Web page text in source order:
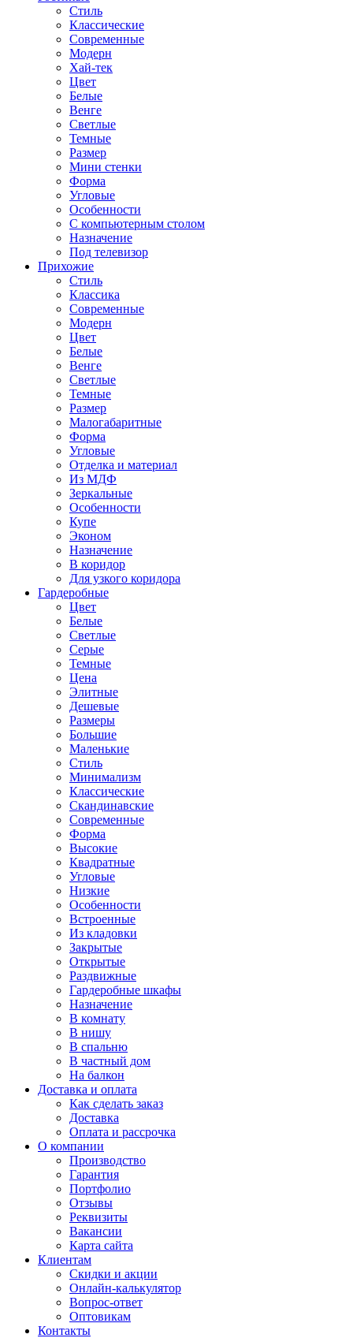
Стиль
Классические
Современные
Модерн
Хай-тек
Цвет
Белые
Венге
Светлые
Темные
Размер
Мини стенки
Форма
Угловые
Особенности
С компьютерным столом
Назначение
Под телевизор
Прихожие
Стиль
Классика
Современные
Модерн
Цвет
Белые
Венге
Светлые
Темные
Размер
Малогабаритные
Форма
Угловые
Отделка и материал
Из МДФ
Зеркальные
Особенности
Купе
Эконом
Назначение
В коридор
Для узкого коридора
Гардеробные
Цвет
Белые
Светлые
Серые
Темные
Цена
Элитные
Дешевые
Размеры
Большие
Маленькие
Стиль
Минимализм
Классические
Скандинавские
Современные
Форма
Высокие
Квадратные
Угловые
Низкие
Особенности
Встроенные
Из кладовки
Закрытые
Открытые
Раздвижные
Гардеробные шкафы
Назначение
В комнату
В нишу
В спальню
В частный дом
На балкон
Доставка и оплата
Как сделать заказ
Доставка
Оплата и рассрочка
О компании
Производство
Гарантия
Портфолио
Отзывы
Реквизиты
Вакансии
Карта сайта
Клиентам
Скидки и акции
Онлайн-калькулятор
Вопрос-ответ
Оптовикам
Контакты